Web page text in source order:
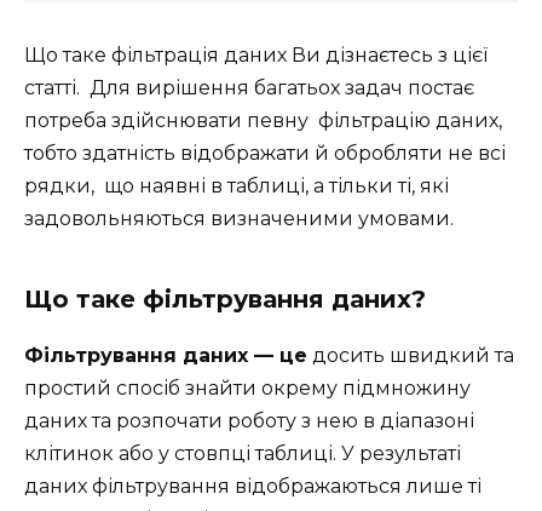
Що таке фільтрація даних Ви дізнаєтесь з цієї
статті. Для вирішення багатьох задач постає
потреба здійснювати певну фільтрацію даних,
тобто здатність відображати й обробляти не всі
рядки, що наявні в таблиці, а тільки ті, які
задовольняються визначеними умовами.
Що таке фільтрування даних?
Фільтрування даних — це досить швидкий та
простий спосіб знайти окрему підмножину
даних та розпочати роботу з нею в діапазоні
клітинок або у стовпці таблиці. У результаті
даних фільтрування відображаються лише ті